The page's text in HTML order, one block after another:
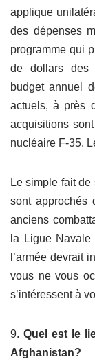
applique
des dépenses
programme qui
de dollars des
budget annuel
actuels, à près
acquisitions
nucléaire F-35.
Le simple fait
sont approchés
anciens
la Ligue Navale
l’armée devrait
vous ne vous
s’intéressent à
9.Quel est le
Afghanistan?